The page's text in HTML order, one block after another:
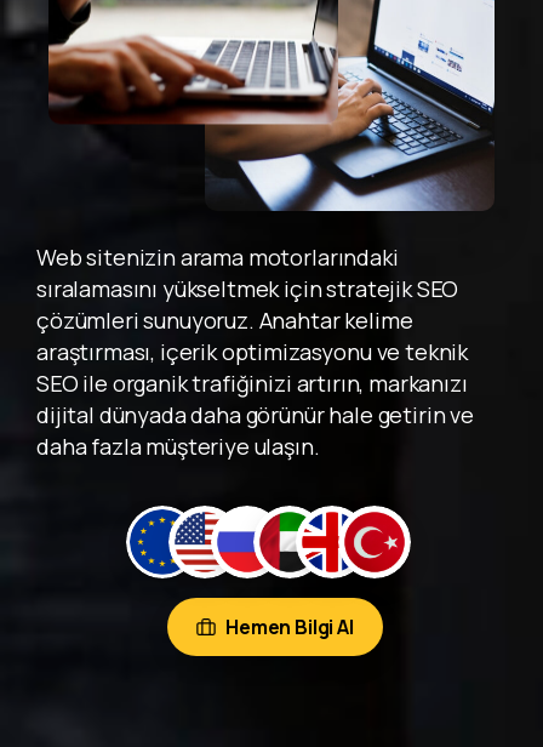
Web sitenizin arama motorlarındaki
sıralamasını yükseltmek için stratejik SEO
çözümleri sunuyoruz. Anahtar kelime
araştırması, içerik optimizasyonu ve teknik
SEO ile organik trafiğinizi artırın, markanızı
dijital dünyada daha görünür hale getirin ve
daha fazla müşteriye ulaşın.
Hemen Bilgi Al
Kadar Geçerlidir!